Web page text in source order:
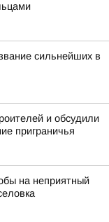
сильнейших в
и обсудили
приграничья
на неприятный